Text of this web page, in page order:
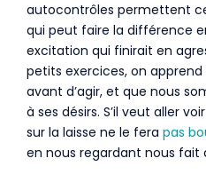
autocontrôles permettent
qui peut faire la différence
excitation qui finirait en
petits exercices, on apprend
avant d’agir, et que nous
à ses désirs. S’il veut aller
sur la laisse ne le fera pas
en nous regardant nous fait